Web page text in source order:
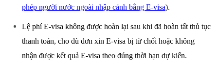
phép người nước ngoài nhập cảnh bằng E-visa).
Lệ phí E-visa không được hoàn lại sau khi đã hoàn tất thủ tục
thanh toán, cho dù đơn xin E-visa bị từ chối hoặc không
nhận được kết quả E-visa theo đúng thời hạn dự kiến.